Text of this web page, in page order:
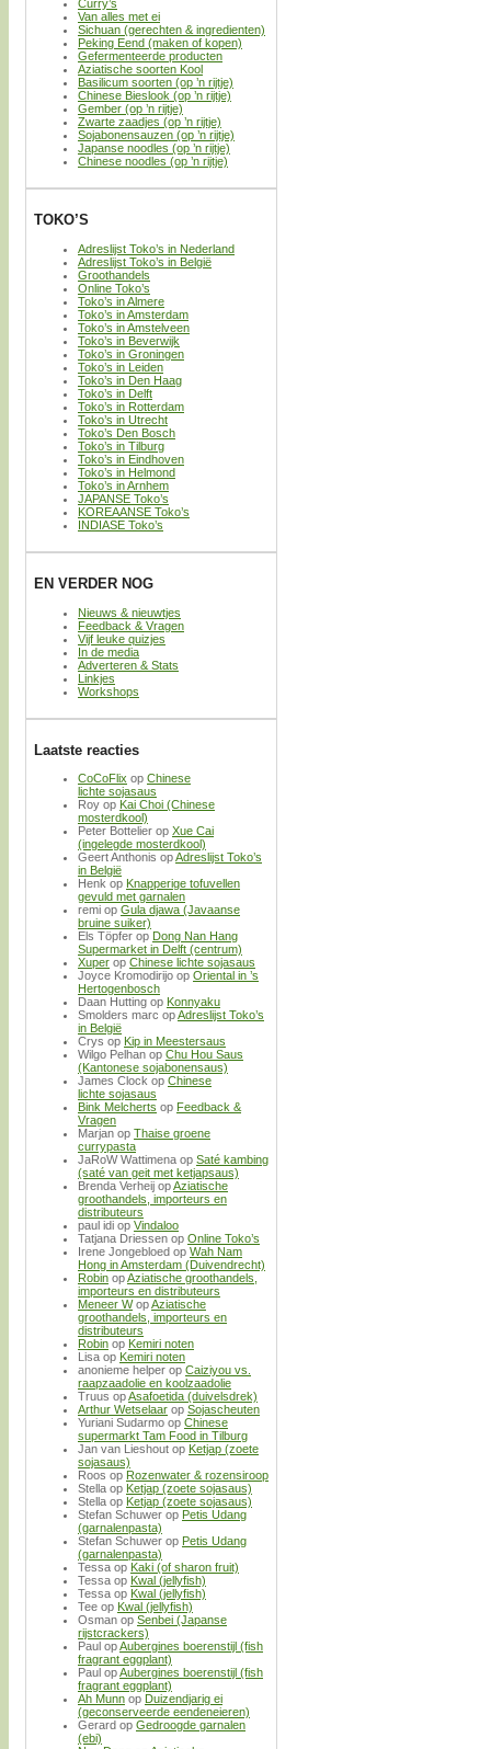
Curry’s
Van alles met ei
Sichuan (gerechten & ingredienten)
Peking Eend (maken of kopen)
Gefermenteerde producten
Aziatische soorten Kool
Basilicum soorten (op ’n rijtje)
Chinese Bieslook (op ’n rijtje)
Gember (op ’n rijtje)
Zwarte zaadjes (op ’n rijtje)
Sojabonensauzen (op ’n rijtje)
Japanse noodles (op ’n rijtje)
Chinese noodles (op ’n rijtje)
TOKO’S
Adreslijst Toko’s in Nederland
Adreslijst Toko’s in België
Groothandels
Online Toko’s
Toko’s in Almere
Toko’s in Amsterdam
Toko’s in Amstelveen
Toko’s in Beverwijk
Toko’s in Groningen
Toko’s in Leiden
Toko’s in Den Haag
Toko’s in Delft
Toko’s in Rotterdam
Toko’s in Utrecht
Toko’s Den Bosch
Toko’s in Tilburg
Toko’s in Eindhoven
Toko’s in Helmond
Toko’s in Arnhem
JAPANSE Toko’s
KOREAANSE Toko’s
INDIASE Toko’s
EN VERDER NOG
Nieuws & nieuwtjes
Feedback & Vragen
Vijf leuke quizjes
In de media
Adverteren & Stats
Linkjes
Workshops
Laatste reacties
CoCoFlix op Chinese
lichte sojasaus
Roy op Kai Choi (Chinese
mosterdkool)
Peter Bottelier op Xue Cai
(ingelegde mosterdkool)
Geert Anthonis opAdreslijst Toko’s
in België
Henk op Knapperige tofuvellen
gevuld met garnalen
remi op Gula djawa (Javaanse
bruine suiker)
Els Töpfer op Dong Nan Hang
Supermarket in Delft (centrum)
Xuper op Chinese lichte sojasaus
Joyce Kromodirijo op Oriental in ’s
Hertogenbosch
Daan Hutting op Konnyaku
Smolders marc opAdreslijst Toko’s
in België
Crys op Kip in Meestersaus
Wilgo Pelhan op Chu Hou Saus
(Kantonese sojabonensaus)
James Clock op Chinese
lichte sojasaus
Bink Melcherts op Feedback &
Vragen
Marjan op Thaise groene
currypasta
JaRoW Wattimena op Saté kambing
(saté van geit met ketjapsaus)
Brenda Verheij opAziatische
groothandels, importeurs en
distributeurs
paul idi op Vindaloo
Tatjana Driessen op Online Toko’s
Irene Jongebloed op Wah Nam
Hong in Amsterdam (Duivendrecht)
Robin opAziatische groothandels,
importeurs en distributeurs
Meneer WopAziatische
groothandels, importeurs en
distributeurs
Robin op Kemiri noten
Lisa op Kemiri noten
anonieme helper op Caiziyou vs.
raapzaadolie en koolzaadolie
Truus opAsafoetida (duivelsdrek)
Arthur Wetselaar op Sojascheuten
Yuriani Sudarmo op Chinese
supermarkt Tam Food in Tilburg
Jan van Lieshout op Ketjap (zoete
sojasaus)
Roos op Rozenwater & rozensiroop
Stella op Ketjap (zoete sojasaus)
Stella op Ketjap (zoete sojasaus)
Stefan Schuwer op Petis Udang
(garnalenpasta)
Stefan Schuwer op Petis Udang
(garnalenpasta)
Tessa op Kaki (of sharon fruit)
Tessa op Kwal (jellyfish)
Tessa op Kwal (jellyfish)
Tee op Kwal (jellyfish)
Osman op Senbei (Japanse
rijstcrackers)
Paul opAubergines boerenstijl (fish
fragrant eggplant)
Paul opAubergines boerenstijl (fish
fragrant eggplant)
Ah Munn op Duizendjarig ei
(geconserveerde eendeneieren)
Gerard op Gedroogde garnalen
(ebi)